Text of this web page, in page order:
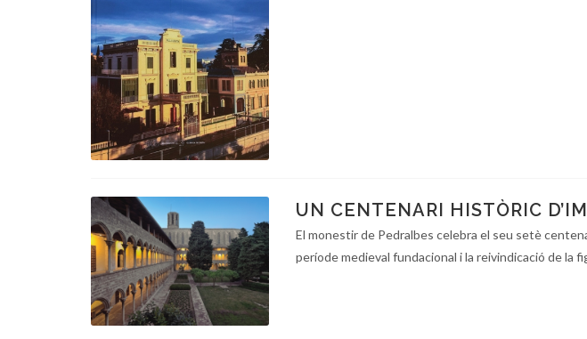
UN CENTENARI HISTÒRIC
El monestir de Pedralbes celebra el seu setè
període medieval fundacional i la reivindicació de la